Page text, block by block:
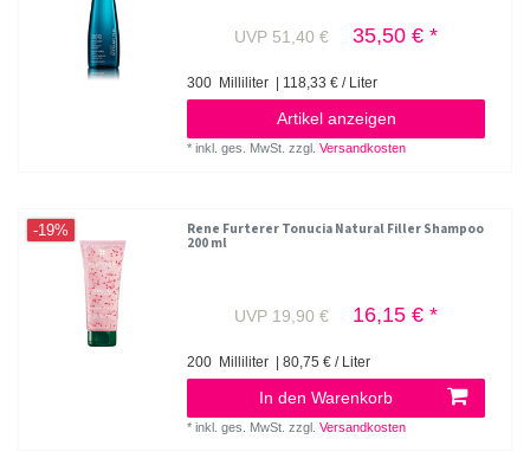
UVP 51,40 € 35,50 € *
300 Milliliter | 118,33 € / Liter
Artikel anzeigen
*inkl. ges. MwSt. zzgl.Versandkosten
-19%
Rene Furterer Tonucia Natural Filler Shampoo
200 ml
UVP 19,90 € 16,15 € *
200 Milliliter | 80,75 € / Liter
In den Warenkorb
*inkl. ges. MwSt. zzgl.Versandkosten